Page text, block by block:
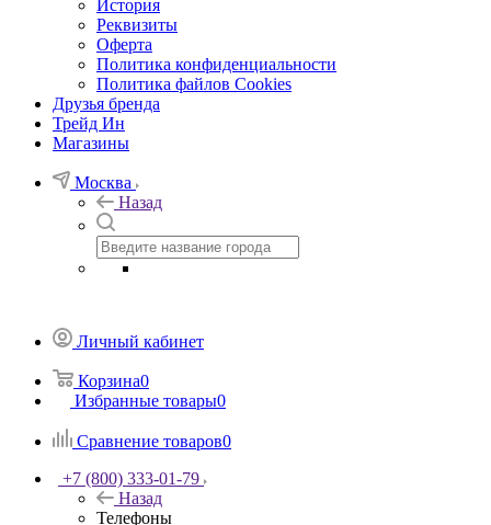
История
Реквизиты
Оферта
Политика конфиденциальности
Политика файлов Cookies
Друзья бренда
Трейд Ин
Магазины
Москва
Назад
Личный кабинет
Корзина0
Избранные товары0
Сравнение товаров0
+7 (800) 333-01-79
Назад
Телефоны